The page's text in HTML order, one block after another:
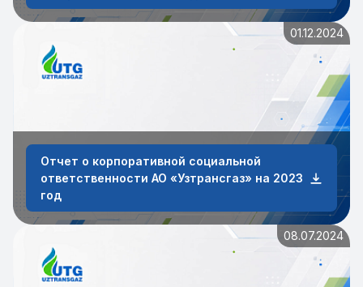
01.12.2024
Отчет о корпоративной социальной
ответственности АО «Узтрансгаз» на 2023
год
08.07.2024